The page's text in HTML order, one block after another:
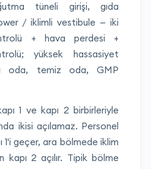
tüneli girişi, gıda
/ iklimli vestibule — iki
+ hava perdesi +
yüksek hassasiyet
oda, temiz oda, GMP
1 ve kapı 2 birbirleriyle
ikisi açılamaz. Personel
1'i geçer, ara bölmede iklim
kapı 2 açılır. Tipik bölme